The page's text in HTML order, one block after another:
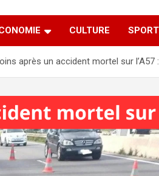
CULTURE SPORT
après un accident mortel sur l’A57